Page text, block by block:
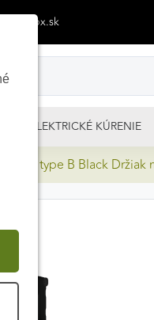
ELEKTRICKÉ KÚRENIE
type B Black Držiak